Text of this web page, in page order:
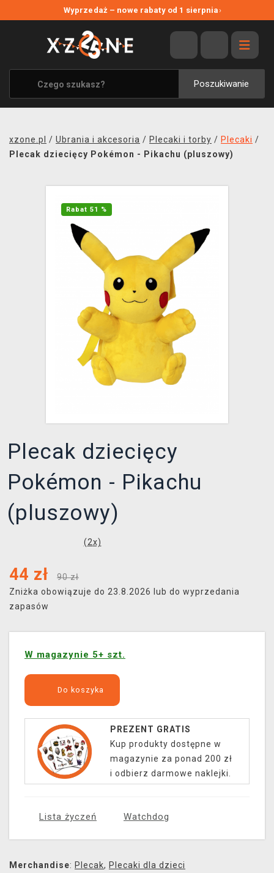
Wyprzedaż – nowe rabaty od 1 sierpnia›
Poszukiwanie
WYPRZEDAŻ
WSZYSTKIE MARKI
XZONE ORIGINALS
UBRANIA I AKCESORIA
SOUNDTRACKI
xzone.pl / Ubrania i akcesoria / Plecaki i torby / Plecaki /
Plecak dziecięcy Pokémon - Pikachu (pluszowy)
Rabat 51 %
Plecak dziecięcy
Pokémon - Pikachu
(pluszowy)
(2x)
44 zł
90 zł
Zniżka obowiązuje do 23.8.2026 lub do wyprzedania
zapasów
W magazynie 5+ szt.
Do koszyka
PREZENT GRATIS
Kup produkty dostępne w
magazynie za ponad 200 zł
i odbierz darmowe naklejki.
Lista życzeń Watchdog
Merchandise: Plecak, Plecaki dla dzieci